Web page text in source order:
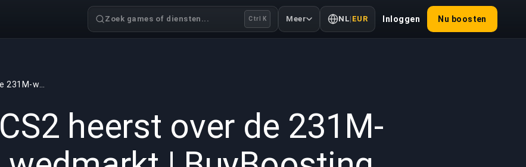
Zoek games of diensten... Ctrl K Meer NL| EUR Inloggen Nu boosten
CS2 heerst over de 231M-